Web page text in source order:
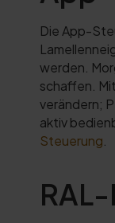
Die App-
werden.
schaffen.
verändern;
aktiv
Steuerung